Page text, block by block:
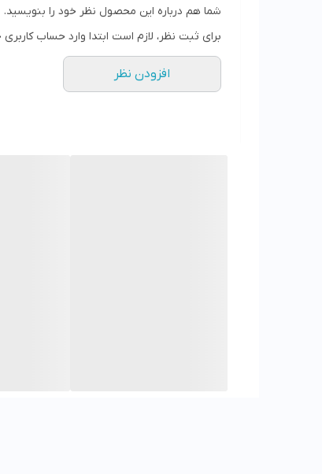
شما هم درباره این محصول نظر خود را بنویسید.
برای ثبت نظر، لازم است ابتدا وارد حساب
افزودن نظر